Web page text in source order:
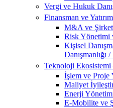
Vergi ve Hukuk
Finansman ve
M&A ve Şirket
Risk Yönetimi
Kişisel
Danışmanlığı
Teknoloji Ekosistemi
İşlem ve Proje
Maliyet
Enerji
E-Mobilite ve